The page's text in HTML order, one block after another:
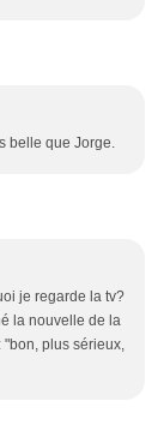
belle que Jorge.
je regarde la tv?
la nouvelle de la
plus sérieux,